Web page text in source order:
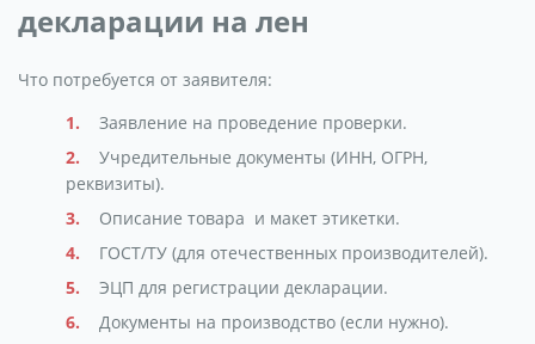
декларации на лен
Что потребуется от заявителя:
Заявление на проведение проверки.
Учредительные документы (ИНН, ОГРН,
реквизиты).
Описание товара и макет этикетки.
ГОСТ/ТУ (для отечественных производителей).
ЭЦП для регистрации декларации.
Документы на производство (если нужно).